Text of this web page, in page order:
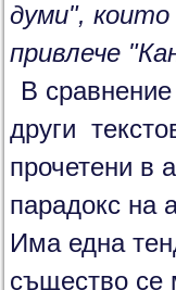
думи",
привлече
В
други
прочетени в
парадокс на
Има една
същество се